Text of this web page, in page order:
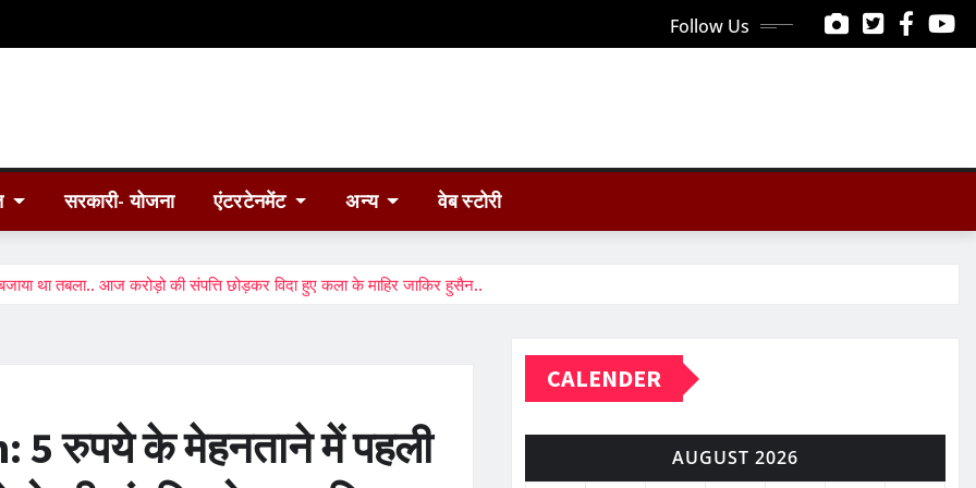
Follow Us
सरकारी- योजना एंटरटेनमेंट अन्य वेब स्टोरी
था तबला.. आज करोड़ो की संपत्ति छोड़कर विदा हुए कला के माहिर जाकिर हुसैन..
रुपये के मेहनताने में पहली
CALENDER
AUGUST 2026